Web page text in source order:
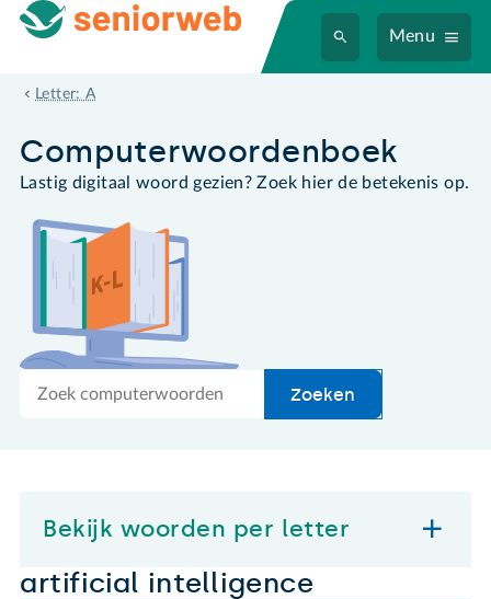
Menu
Letter: A
artificial intelligence
Computer­woordenboek
Lastig digitaal woord gezien? Zoek hier de betekenis op.
Zoek
Zoeken
Bekijk woorden per letter
artificial intelligence